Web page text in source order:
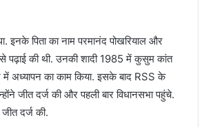
इनके पिता का नाम परमानंद पोखरियाल और
से पढ़ाई की थी. उनकी शादी 1985 में कुसुम कांत
में अध्‍यापन का काम क‍िया. इसके बाद RSS के
जीत दर्ज की और पहली बार व‍िधानसभा पहुंचे.
दर्ज की.